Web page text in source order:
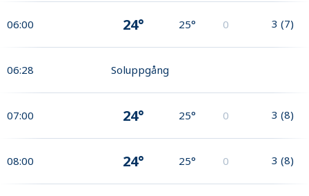
06:00 24° 25° 0 3 (7)
06:28 Soluppgång
07:00 24° 25° 0 3 (8)
08:00 24° 25° 0 3 (8)